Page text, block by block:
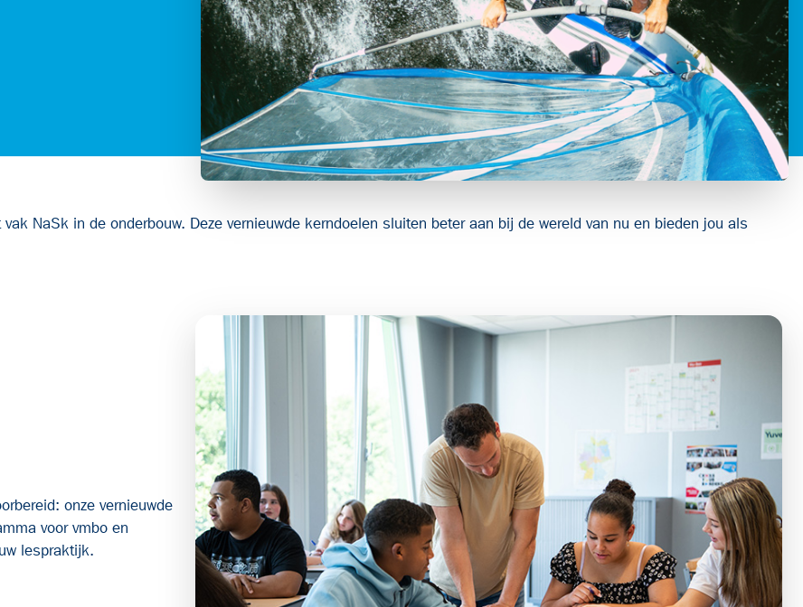
NaSk in de onderbouw. Deze vernieuwde kerndoelen sluiten beter aan bij de wereld van nu en bieden jou als
onze vernieuwde
voor vmbo en
lespraktijk.